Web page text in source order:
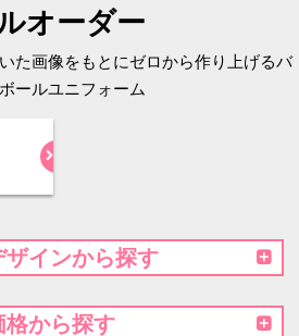
オーダー
た画像をもとにゼロから作り上げるバ
ールユニフォーム
ザインから探す
格から探す